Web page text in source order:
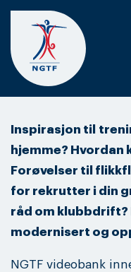
Skip
content
Inspirasjon til
hjemme? Hvordan
Forøvelser til
for rekrutter i din
råd om klubbdrift?
modernisert og
NGTF videobank